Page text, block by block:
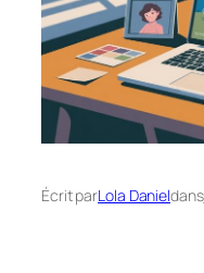
Écrit parLola Danieldans